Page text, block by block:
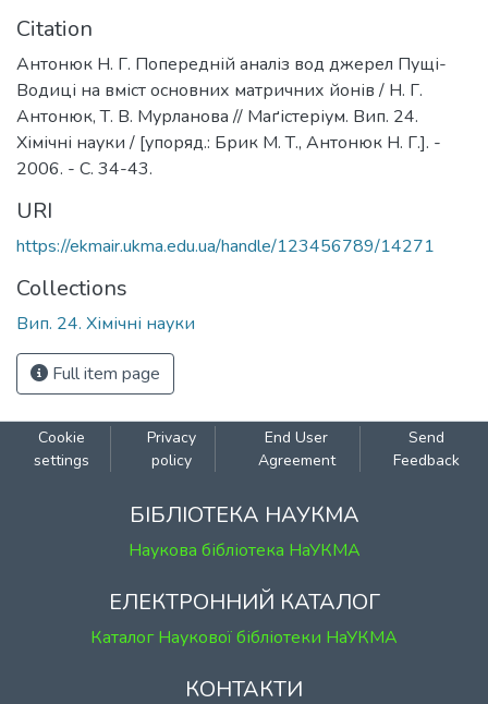
Citation
Антонюк Н. Г. Попередній аналіз вод джерел Пущі-
Водиці на вміст основних матричних йонів / Н. Г.
Антонюк, Т. В. Мурланова // Маґістеріум. Вип. 24.
Хімічні науки / [упоряд.: Брик М. Т., Антонюк Н. Г.]. -
2006. - С. 34-43.
URI
https://ekmair.ukma.edu.ua/handle/123456789/14271
Collections
Вип. 24. Хімічні науки
Full item page
Cookie
settings
Privacy
policy
End User
Agreement
Send
Feedback
БІБЛІОТЕКА НАУКМА
Наукова бібліотека НаУКМА
ЕЛЕКТРОННИЙ КАТАЛОГ
Каталог Наукової бібліотеки НаУКМА
КОНТАКТИ